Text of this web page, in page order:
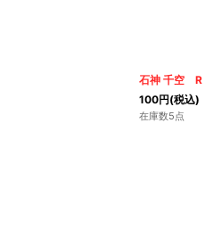
石神 千空 R
100円(税込)
在庫数5点